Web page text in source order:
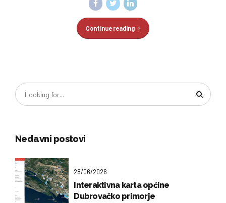
Continue reading
Nedavni postovi
28/06/2026
Interaktivna karta općine
Dubrovačko primorje